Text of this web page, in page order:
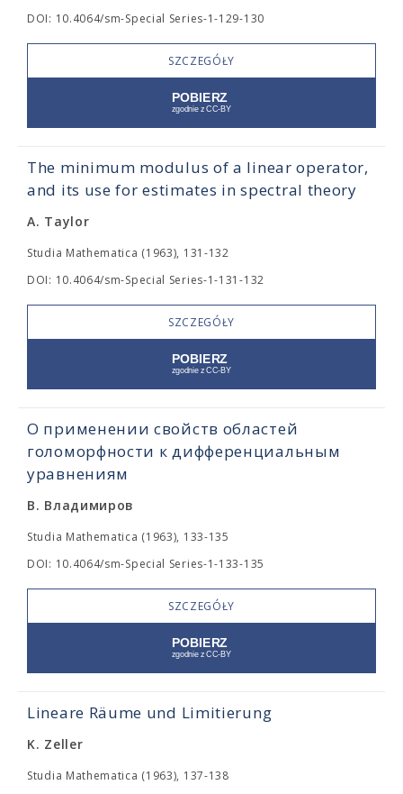
DOI: 10.4064/sm-Special Series-1-129-130
SZCZEGÓŁY
The minimum modulus of a linear operator,
and its use for estimates in spectral theory
A. Taylor
Studia Mathematica (1963), 131-132
DOI: 10.4064/sm-Special Series-1-131-132
SZCZEGÓŁY
О применении свойств областей
голоморфности к дифференциальным
уравнениям
В. Владимиров
Studia Mathematica (1963), 133-135
DOI: 10.4064/sm-Special Series-1-133-135
SZCZEGÓŁY
Lineare Räume und Limitierung
K. Zeller
Studia Mathematica (1963), 137-138